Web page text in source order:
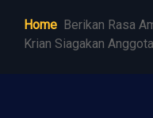
Home Berikan Rasa
Krian Siagakan Anggota